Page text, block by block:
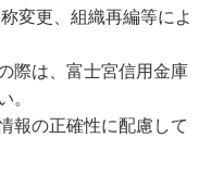
変更、組織再編等によ
際は、富士宮信用金庫
。
報の正確性に配慮して